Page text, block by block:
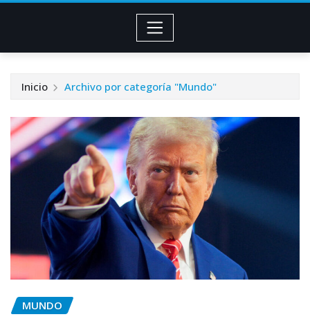
Inicio Archivo por categoría "Mundo"
MUNDO